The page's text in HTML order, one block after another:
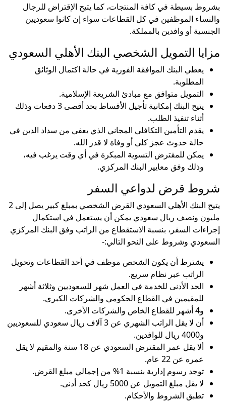
بشروط بسيطة في كافة المنتجات، كما يتيح الإقتراض للرجال
والنساء الموظفين في كل القطاعات سواء إن كانوا سعوديين
الجنسية أو وافدين بالمملكة.
مزايا التمويل الشخصي البنك الأهلي السعودي
يعطي البنك الموافقة الفورية في حالة اكتمال الوثائق
المطلوبة.
التمويل متوافق مع مبادئ الشريعة الإسلامية.
يتيح البنك إمكانية تأجيل الأقساط بحد أقصى 3 دفعات وذلك
أثناء تنفيذ الطلب.
يقدم التأمين التكافلي المجاني الذي يعفي من سداد الدين في
حالة حدوث عجز كلي أو وفاة لا قدر الله.
يمكن للمقترض التسوية المبكرة في أي وقت يرغب فيه،
وذلك وفق معايير البنك المركزي.
شروط قرض لدواعي السفر
يتيح البنك الأهلي السعودي القرض الشخصي بمبلغ كبير يصل إلى 2
مليون ونصف ريال سعودي يمكن أن يستعمل في استكمال
إجراءات السفر، بنسبة الاستقطاع من الراتب وفق البنك المركزي
السعودي وشروط على النحو التالي:-
يشترط أن يكون الشخص موظف في أحد القطاعات وتحويل
الراتب عبر نظام سريع.
الحد الأدنى للخدمة في العمل شهر للسعوديين وثلاثة أشهر
للمقيمين في القطاع الحكومي والشركات الكبرى.
و4 أشهر للقطاع الخاص والشركات الأخرى.
أن لا يقل الراتب الشهري عن 3 آلاف ريال سعودي للسعوديين
و4000 ريال للوافدين.
ألا يقل عمر المقترض السعودي عن 18 سنة والمقيم لا يقل
عمره عن 22 عام.
توجد رسوم إدارية بنسبة 1% من إجمالي مبلغ القرض.
لا يقل مبلغ التمويل عن 5000 ريال كحد أدنى.
تطبق الشروط والأحكام.